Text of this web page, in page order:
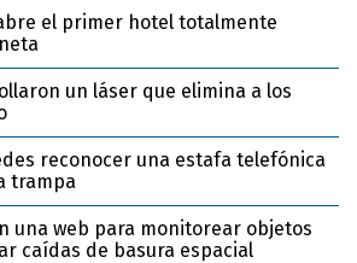
el primer hotel totalmente
un láser que elimina a los
reconocer una estafa telefónica
trampa
una web para monitorear objetos
caídas de basura espacial